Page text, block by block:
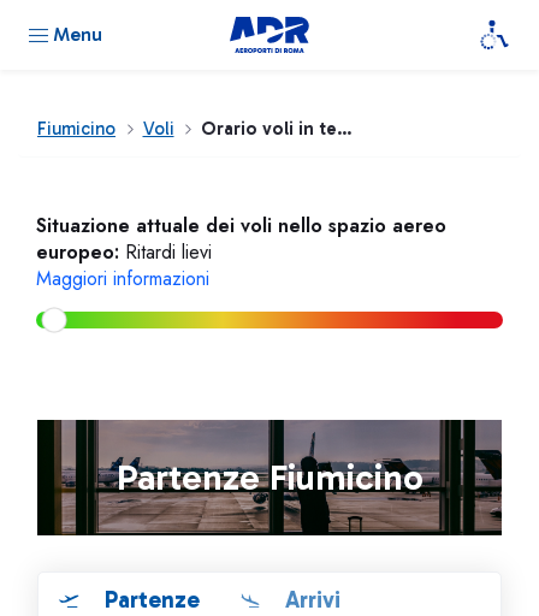
Menu
Fiumicino Voli Orario voli in tempo reale
Situazione attuale dei voli nello spazio aereo
europeo: Ritardi lievi
Maggiori informazioni
Partenze Fiumicino
Partenze Arrivi